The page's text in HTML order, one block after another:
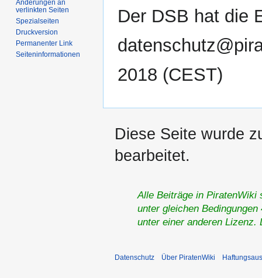
Navigation
Suche
Der DSB hat die
2018 (CEST)
Änderungen an
verlinkten Seiten
Spezialseiten
Druckversion
Permanenter Link
Seiten­­informationen
Diese Seite wurde
bearbeitet.
Alle Beiträge in PiratenWiki
unter gleichen
unter einer anderen
Datenschutz Über PiratenWiki